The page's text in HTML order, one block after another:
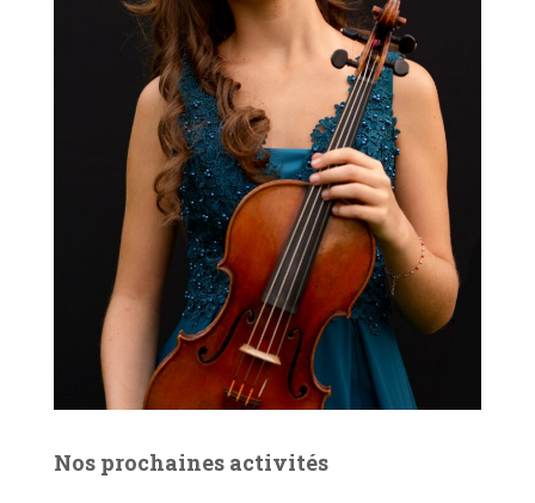
Nos prochaines activités